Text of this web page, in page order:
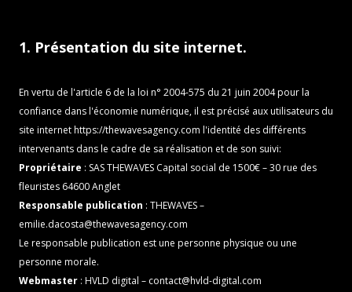
1. Présentation du site internet.
En vertu de l'article 6 de la loi n° 2004-575 du 21 juin 2004 pour la
confiance dans l'économie numérique, il est précisé aux utilisateurs du
site internethttps://thewavesagency.com l'identité des différents
intervenants dans le cadre de sa réalisation et de son suivi:
Propriétaire : SAS THEWAVES Capital social de 1500€ – 30 rue des
fleuristes 64600 Anglet
Responsable publication : THEWAVES –
emilie.dacosta@thewavesagency.com
Le responsable publication est une personne physique ou une
personne morale.
Webmaster : HVLD digital – contact@hvld-digital.com